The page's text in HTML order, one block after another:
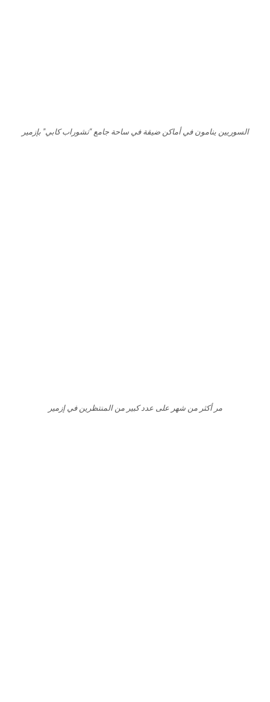
السوريين ينامون في أماكن ضيقة في ساحة جامع “تشوراب كابي” بإزمير
مر أكثر من شهر على عدد كبير من المنتظرين في إزمير